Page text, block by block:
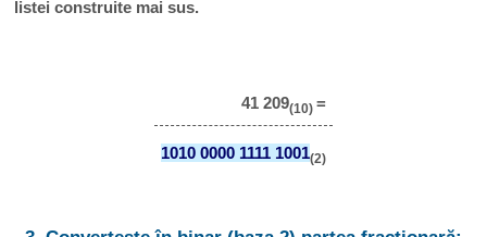
listei construite mai sus.
41 209(10) =
1010 0000 1111 1001(2)